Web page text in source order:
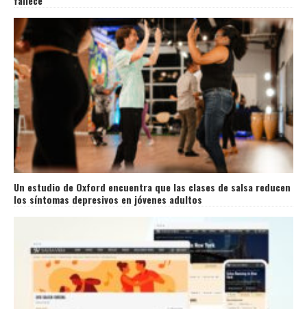
Un estudio de Oxford encuentra que las clases de salsa reducen
los síntomas depresivos en jóvenes adultos